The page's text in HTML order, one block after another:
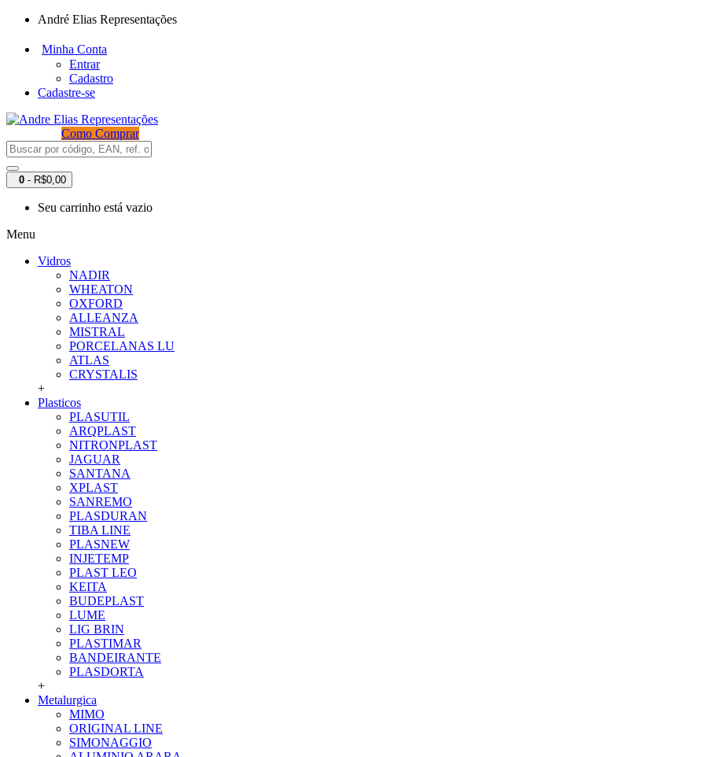
André Elias Representações
Minha Conta
Entrar
Cadastro
Cadastre-se
Como Comprar
0 - R$0,00
Seu carrinho está vazio
Menu
Vidros
NADIR
WHEATON
OXFORD
ALLEANZA
MISTRAL
PORCELANAS LU
ATLAS
CRYSTALIS
+
Plasticos
PLASUTIL
ARQPLAST
NITRONPLAST
JAGUAR
SANTANA
XPLAST
SANREMO
PLASDURAN
TIBA LINE
PLASNEW
INJETEMP
PLAST LEO
KEITA
BUDEPLAST
LUME
LIG BRIN
PLASTIMAR
BANDEIRANTE
PLASDORTA
+
Metalurgica
MIMO
ORIGINAL LINE
SIMONAGGIO